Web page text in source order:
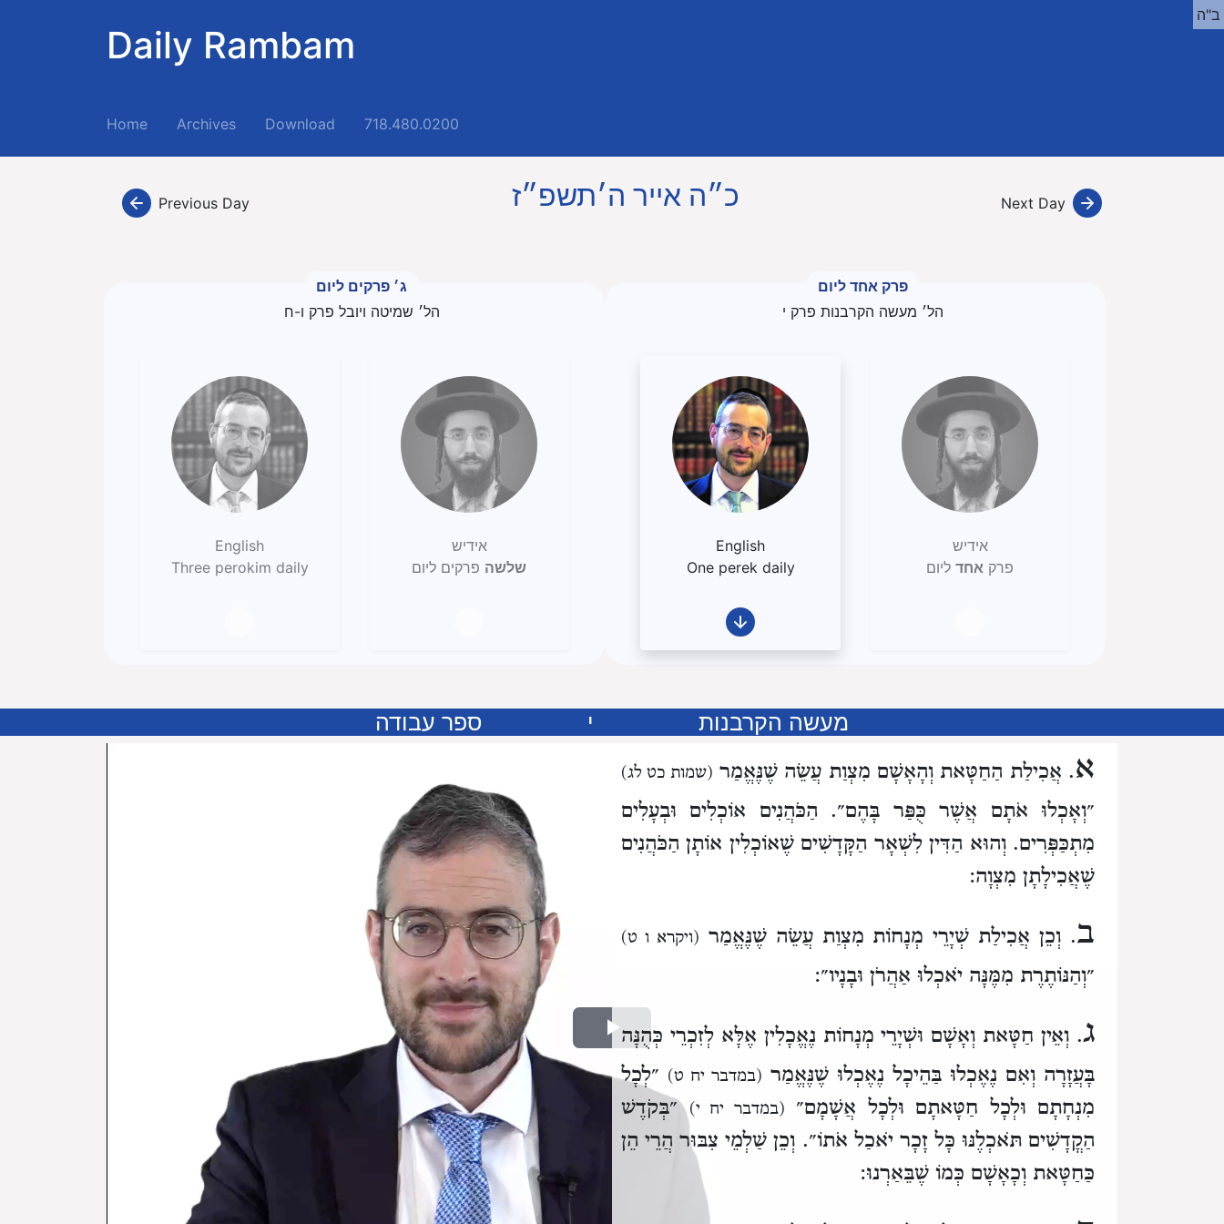
Daily Rambam
Home(current)Archives Download 718.480.0200
ב"ה
Previous Day כ״ה אייר ה׳תשפ״ז Next Day
ג׳ פרקים ליום
הל׳ שמיטה ויובל פרק ו-ח
אידיש
שלשה פרקים ליום
English
Three perokim daily
פרק אחד ליום
הל׳ מעשה הקרבנות פרק י
אידיש
פרק אחד ליום
English
One perek daily
מעשה הקרבנות י ספר עבודה
Play
Video
א. אֲכִילַת הַחַטָּאת וְהָאָשָׁם מִצְוַת עֲשֵׂה שֶׁנֶּאֱמַר (שמות כט לג)
״וְאָכְלוּ אֹתָם אֲשֶׁר כֻּפַּר בָּהֶם״. הַכֹּהֲנִים אוֹכְלִים וּבְעָלִים
מִתְכַּפְּרִים. וְהוּא הַדִּין לִשְׁאָר הַקָּדָשִׁים שֶׁאוֹכְלִין אוֹתָן הַכֹּהֲנִים
שֶׁאֲכִילָתָן מִצְוָה:
ב. וְכֵן אֲכִילַת שְׁיָרֵי מְנָחוֹת מִצְוַת עֲשֵׂה שֶׁנֶּאֱמַר (ויקרא ו ט)
״וְהַנּוֹתֶרֶת מִמֶּנָּה יֹאכְלוּ אַהֲרֹן וּבָנָיו״:
ג. וְאֵין חַטָּאת וְאָשָׁם וּשְׁיָרֵי מְנָחוֹת נֶאֱכָלִין אֶלָּא לְזִכְרֵי כְּהֻנָּה
בָּעֲזָרָה וְאִם נֶאֶכְלוּ בַּהֵיכָל נֶאֶכְלוּ שֶׁנֶּאֱמַר (במדבר יח ט) ״לְכָל
מִנְחָתָם וּלְכָל חַטָּאתָם וּלְכָל אֲשָׁמָם״ (במדבר יח י)״בְּקֹדֶשׁ
הַקֳדָשִׁים תֹּאכְלֶנּוּ כָּל זָכָר יֹאכַל אֹתוֹ״. וְכֵן שַׁלְמֵי צִבּוּר הֲרֵי הֵן
כַּחַטָּאת וְכָאָשָׁם כְּמוֹ שֶׁבֵּאַרְנוּ: